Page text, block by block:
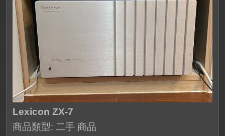
Lexicon ZX-7
商品類型: 二手 商品